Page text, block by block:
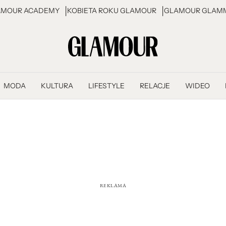
ACADEMY KOBIETA ROKU GLAMOUR GLAMOUR
MODA KULTURA LIFESTYLE RELACJE WIDEO